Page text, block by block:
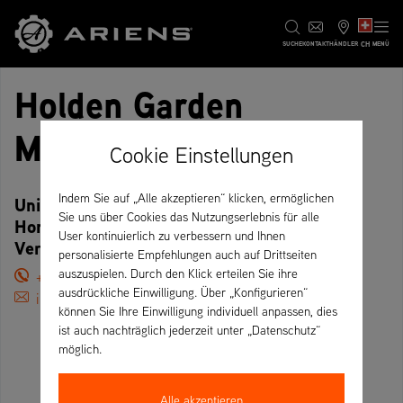
SUCHEKONTAKTHÄNDLER CH MENÜ
Holden Garden
Machinery
Unit 31, Weston Industrial Estate,
Honeybourne, WR11 7QB Evesham –
Vereinigtes Königreich
+44 01386 841285
info@holdengardenmachinery.co.uk
Cookie Einstellungen
Indem Sie auf „Alle akzeptieren“ klicken, ermöglichen
Sie uns über Cookies das Nutzungserlebnis für alle
User kontinuierlich zu verbessern und Ihnen
personalisierte Empfehlungen auch auf Drittseiten
auszuspielen. Durch den Klick erteilen Sie ihre
ausdrückliche Einwilligung. Über „Konfigurieren“
können Sie Ihre Einwilligung individuell anpassen, dies
ist auch nachträglich jederzeit unter „Datenschutz“
möglich.